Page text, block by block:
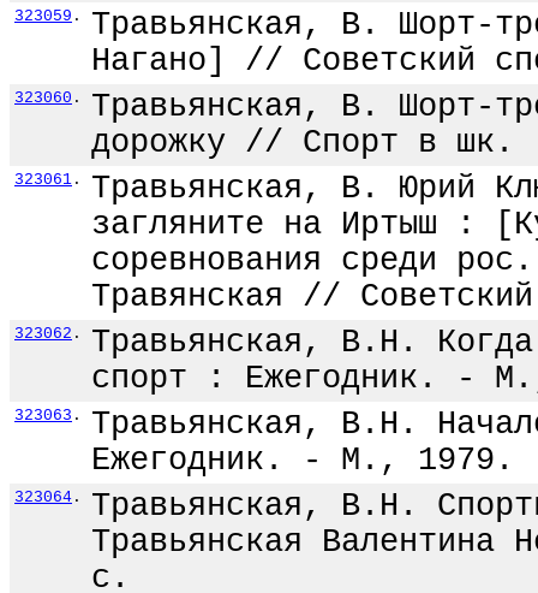
323059 .
Травьянская, В. Шорт-
Нагано] // Советский
323060 .
Травьянская, В. Шорт-
дорожку // Спорт в
323061 .
Травьянская, В. Юрий
загляните на Иртыш :
соревнования среди
Травянская //
323062 .
Травьянская, В.Н.
спорт : Ежегодник. -
323063 .
Травьянская, В.Н.
Ежегодник. - М.,
323064 .
Травьянская, В.Н.
Травьянская
с.